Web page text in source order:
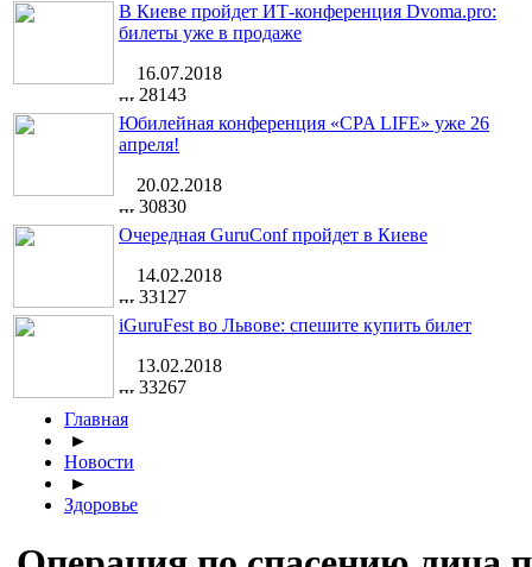
В Киеве пройдет ИТ-конференция Dvoma.pro:
билеты уже в продаже
16.07.2018
28143
Юбилейная конференция «CPA LIFE» уже 26
апреля!
20.02.2018
30830
Очередная GuruConf пройдет в Киеве
14.02.2018
33127
iGuruFest во Львове: спешите купить билет
13.02.2018
33267
Главная
►
Новости
►
Здоровье